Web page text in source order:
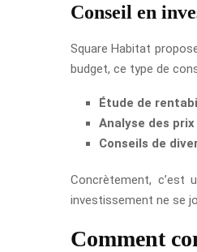
Conseil en
Square Habitat
budget, ce type de
Étude de
Analyse des
Conseils de
Concrètement,
investissement ne se
Comment